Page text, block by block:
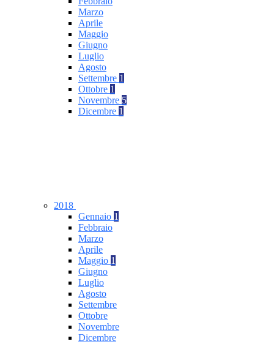
Marzo
Aprile
Maggio
Giugno
Luglio
Agosto
Settembre 1
Ottobre 1
Novembre 5
Dicembre 1
2018
Gennaio 1
Febbraio
Marzo
Aprile
Maggio 1
Giugno
Luglio
Agosto
Settembre
Ottobre
Novembre
Dicembre